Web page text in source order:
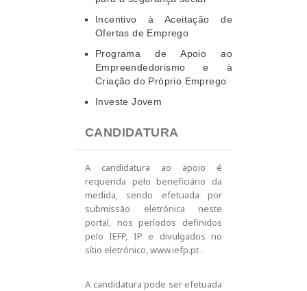
Incentivo à Aceitação de
Ofertas de Emprego
Programa de Apoio ao
Empreendedorismo e à
Criação do Próprio Emprego
Investe Jovem
CANDIDATURA
A candidatura ao apoio é
requerida pelo beneficiário da
medida, sendo efetuada por
submissão eletrónica neste
portal, nos períodos definidos
pelo IEFP, IP e divulgados no
sítio eletrónico, www.iefp.pt .
A candidatura pode ser efetuada